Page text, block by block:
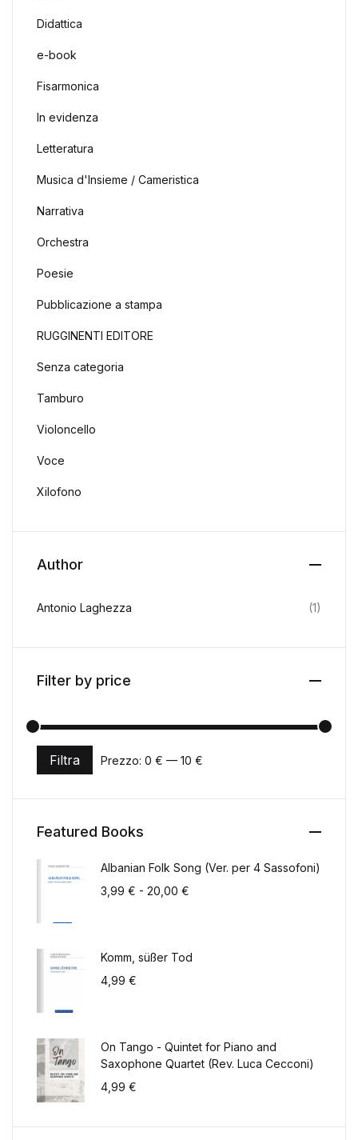
Didattica
e-book
Fisarmonica
In evidenza
Letteratura
Musica d'Insieme / Cameristica
Narrativa
Orchestra
Poesie
Pubblicazione a stampa
RUGGINENTI EDITORE
Senza categoria
Tamburo
Violoncello
Voce
Xilofono
Author
Antonio Laghezza (1)
Filter by price
Prezzo Min
Prezzo Max
Filtra Prezzo: 0 € — 10 €
Featured Books
Albanian Folk Song (Ver. per 4 Sassofoni)
3,99 € - 20,00 €
Komm, süßer Tod
4,99 €
On Tango - Quintet for Piano and
Saxophone Quartet (Rev. Luca Cecconi)
4,99 €